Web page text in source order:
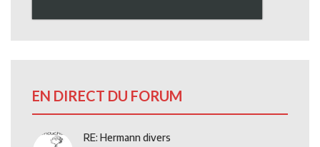
EN DIRECT DU FORUM
RE: Hermann divers